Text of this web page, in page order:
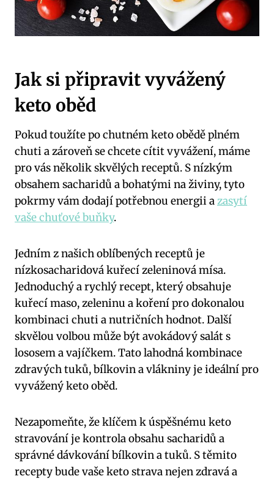
Jak si ‍připravit vyvážený
keto oběd
Pokud toužíte po chutném keto obědě plném‌
chuti ‌a zároveň se chcete cítit‌ vyvážení, máme⁤
pro vás ⁣několik ‍skvělých receptů. S nízkým
obsahem sacharidů a ⁣bohatými na živiny, tyto
pokrmy vám dodají potřebnou⁢ energii⁤ azasytí
vaše‌ chuťové buňky.
Jedním⁢ z našich oblíbených receptů je
nízkosacharidová​ kuřecí zeleninová mísa.
Jednoduchý a rychlý recept, který obsahuje
kuřecí maso,⁤ zeleninu a koření pro dokonalou
kombinaci⁢ chuti a ‌nutričních hodnot. Další
skvělou volbou ⁤může být avokádový salát s
lososem​ a vajíčkem. Tato lahodná kombinace
zdravých tuků, bílkovin a ⁣vlákniny je ideální pro
vyvážený keto oběd.
Nezapomeňte, že klíčem k úspěšnému keto
stravování je kontrola ⁣obsahu sacharidů a
správné dávkování bílkovin a tuků. S těmito
recepty bude vaše keto strava nejen zdravá a